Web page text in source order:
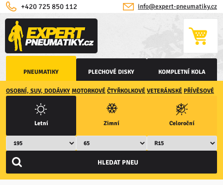
PNEUMATIKY PLECHOVÉ DISKY KOMPLETNÍ KOLA
info@expert-pneumatiky.cz
+420 725 850 112
OSOBNÍ, SUV, DODÁVKY MOTORKOVÉ ČTYŘKOLKOVÉ VETERÁNSKÉ PŘÍVĚSOVÉ
Letní Zimní Celoroční